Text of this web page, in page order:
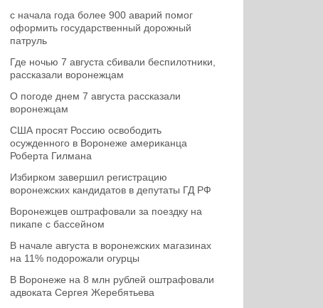
с начала года более 900 аварий помог
оформить государственный дорожный
патруль
Где ночью 7 августа сбивали беспилотники,
рассказали воронежцам
О погоде днем 7 августа рассказали
воронежцам
США просят Россию освободить
осужденного в Воронеже американца
Роберта Гилмана
Избирком завершил регистрацию
воронежских кандидатов в депутаты ГД РФ
Воронежцев оштрафовали за поездку на
пикапе с бассейном
В начале августа в воронежских магазинах
на 11% подорожали огурцы
В Воронеже на 8 млн рублей оштрафовали
адвоката Сергея Жеребятьева